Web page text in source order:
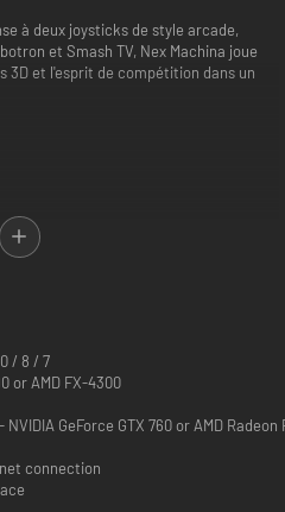
à deux joysticks de style arcade,
et Smash TV, Nex Machina joue
3D et l'esprit de compétition dans un
humains sont devenus esclaves de la
de quitter leurs gadgets
supérieure à celle des
superprédateurs. Et pour le
la race humaine de la surface de la
et Eugene Jarvis vous invite à
tour dans le monde de l'arcade
joysticks next-gen. Anéantissez les
/ 8 / 7
or AMD FX-4300
NVIDIA GeForce GTX 760 or AMD Radeon
connection